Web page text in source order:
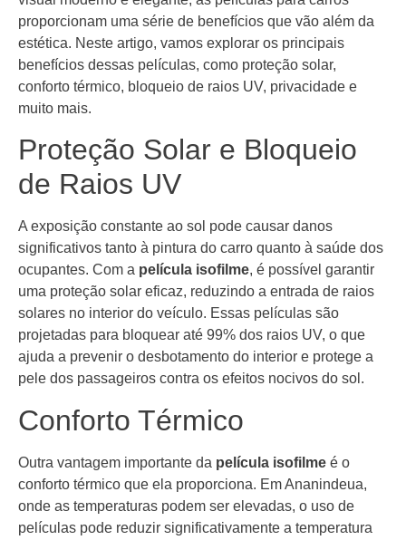
proporcionam uma série de benefícios que vão além da
estética. Neste artigo, vamos explorar os principais
benefícios dessas películas, como proteção solar,
conforto térmico, bloqueio de raios UV, privacidade e
muito mais.
Proteção Solar e Bloqueio
de Raios UV
A exposição constante ao sol pode causar danos
significativos tanto à pintura do carro quanto à saúde dos
ocupantes. Com a película isofilme, é possível garantir
uma proteção solar eficaz, reduzindo a entrada de raios
solares no interior do veículo. Essas películas são
projetadas para bloquear até 99% dos raios UV, o que
ajuda a prevenir o desbotamento do interior e protege a
pele dos passageiros contra os efeitos nocivos do sol.
Conforto Térmico
Outra vantagem importante da película isofilme é o
conforto térmico que ela proporciona. Em Ananindeua,
onde as temperaturas podem ser elevadas, o uso de
películas pode reduzir significativamente a temperatura